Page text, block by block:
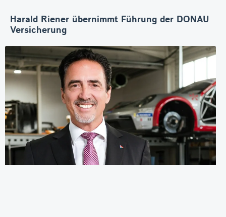
Harald Riener übernimmt Führung der DONAU
Versicherung